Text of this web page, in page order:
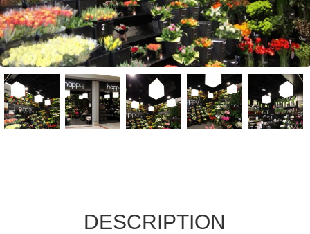
DESCRIPTION